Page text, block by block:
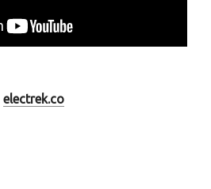
electrek.co